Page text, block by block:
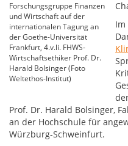
Forschungsgruppe Finanzen
und Wirtschaft auf der
internationalen Tagung an
der Goethe-Universität
Frankfurt, 4.v.li. FHWS-
Wirtschaftsethiker Prof. Dr.
Harald Bolsinger (Foto
Weltethos-Institut)
Prof. Dr. Harald Bolsinger,
an der Hochschule für
Würzburg-Schweinfurt.